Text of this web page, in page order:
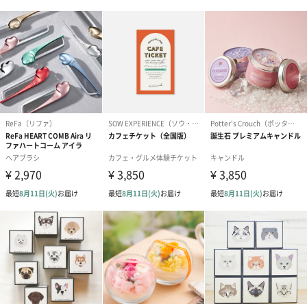
ラッピング
ギフトラッピングを施してお届けいたします。
コットン巾着 【誕生
コットン巾着 【誕生
ク）M（550円）
コットン巾着
包装紙
ラッピングを施してお届けいたします。